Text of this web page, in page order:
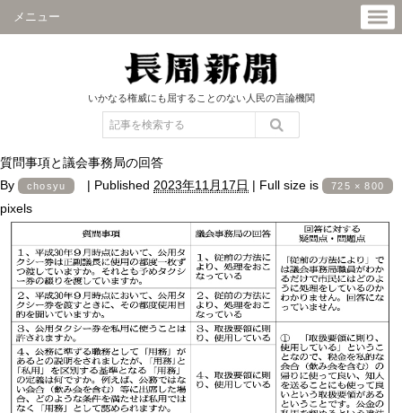
メニュー
いかなる権威にも屈することのない人民の言論機関
質問事項と議会事務局の回答
By
chosyu | Published 2023年11月17日 | Full size is 725 × 800
pixels